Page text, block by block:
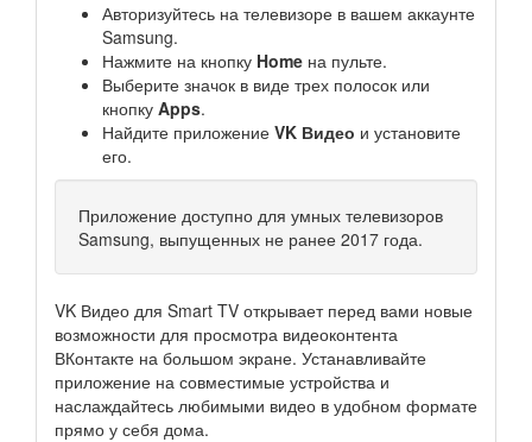
Авторизуйтесь на телевизоре в вашем аккаунте
Samsung.
Нажмите на кнопку Home на пульте.
Выберите значок в виде трех полосок или
кнопку Apps.
Найдите приложение VK Видео и установите
его.
Приложение доступно для умных телевизоров
Samsung, выпущенных не ранее 2017 года.
VK Видео для Smart TV открывает перед вами новые
возможности для просмотра видеоконтента
ВКонтакте на большом экране. Устанавливайте
приложение на совместимые устройства и
наслаждайтесь любимыми видео в удобном формате
прямо у себя дома.